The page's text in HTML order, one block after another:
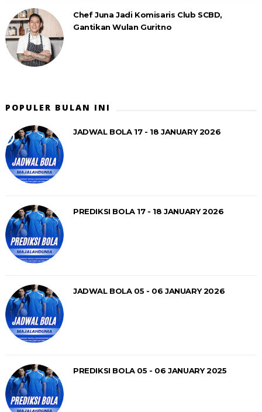
Chef Juna Jadi Komisaris Club SCBD,
Gantikan Wulan Guritno
POPULER BULAN INI
JADWAL BOLA 17 - 18 JANUARY 2026
PREDIKSI BOLA 17 - 18 JANUARY 2026
JADWAL BOLA 05 - 06 JANUARY 2026
PREDIKSI BOLA 05 - 06 JANUARY 2025